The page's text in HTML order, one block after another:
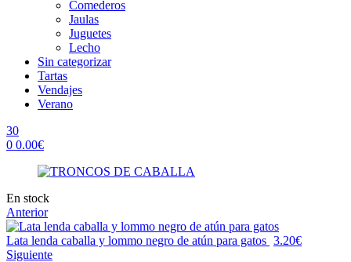
Comederos
Jaulas
Juguetes
Lecho
Sin categorizar
Tartas
Vendajes
Verano
30
0 0.00€
Availability:
En stock
Anterior
Lata lenda caballa y lommo negro de atún para gatos 3.20€
Siguiente